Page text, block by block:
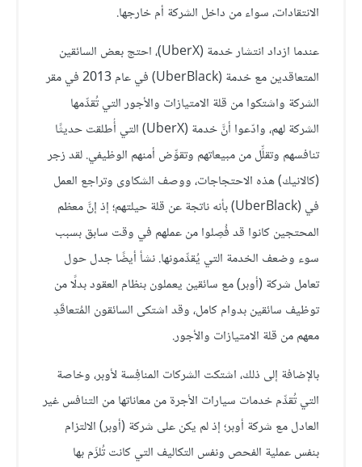
الانتقادات، سواء من داخل الشركة أم خارجها.
عندما ازداد انتشار خدمة (UberX)، احتج بعض السائقين
المتعاقدين مع خدمة (UberBlack) في عام 2013 في مقر
الشركة واشتكوا من قلة الامتيازات والأجور التي تُقدِّمها
الشركة لهم، وادّعوا أنَّ خدمة (UberX) التي أُطلقت حديثًا
تنافسهم وتقلِّل من مبيعاتهم وتقوِّض أمنهم الوظيفي. لقد زجر
(كالانيك) هذه الاحتجاجات، ووصف الشكاوى وتراجع العمل
في (UberBlack) بأنه ناتجة عن قلة حيلتهم؛ إذ إنَّ معظم
المحتجين كانوا قد فُصِلوا من عملهم في وقت سابق بسبب
سوء وضعف الخدمة التي يُقدِّمونها. نشأ أيضًا جدل حول
تعامل شركة (أوبر) مع سائقين يعملون بنظام العقود بدلًا من
توظيف سائقين بدوام كامل، وقد اشتكى السائقون المُتعاقَدِ
معهم من قلة الامتيازات والأجور.
بالإضافة إلى ذلك، اشتكت الشركات المنافِسة لأوبر، وخاصة
التي تُقدِّم خدمات سيارات الأجرة من معاناتها من التنافس غير
العادل مع شركة أوبر؛ إذ لم يكن على شركة (أوبر) الالتزام
بنفس عملية الفحص ونفس التكاليف التي كانت تُلزَم بها